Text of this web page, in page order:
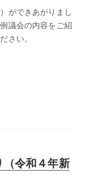
ができあがりまし
議会の内容をご紹
さい。
令和４年新